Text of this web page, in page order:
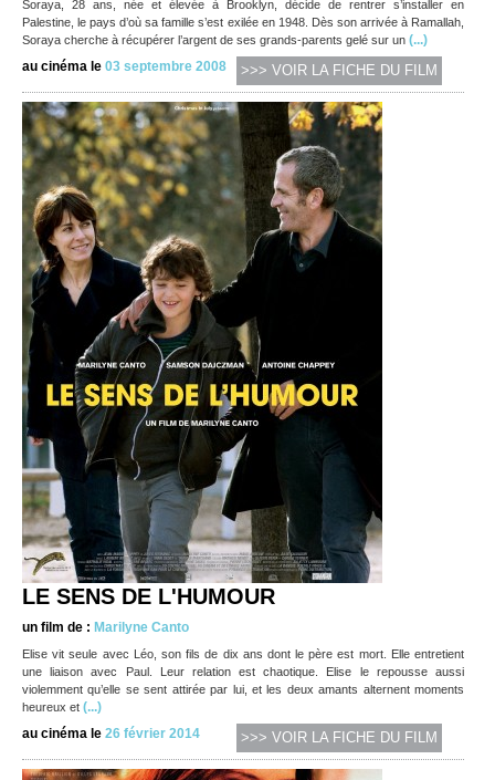
Soraya, 28 ans, née et élevée à Brooklyn, décide de rentrer s’installer en
Palestine, le pays d’où sa famille s’est exilée en 1948. Dès son arrivée à Ramallah,
Soraya cherche à récupérer l’argent de ses grands-parents gelé sur un (...)
au cinéma le 03 septembre 2008 >>> VOIR LA FICHE DU FILM
LE SENS DE L'HUMOUR
un film de : Marilyne Canto
Elise vit seule avec Léo, son fils de dix ans dont le père est mort. Elle entretient
une liaison avec Paul. Leur relation est chaotique. Elise le repousse aussi
violemment qu’elle se sent attirée par lui, et les deux amants alternent moments
heureux et (...)
au cinéma le 26 février 2014 >>> VOIR LA FICHE DU FILM